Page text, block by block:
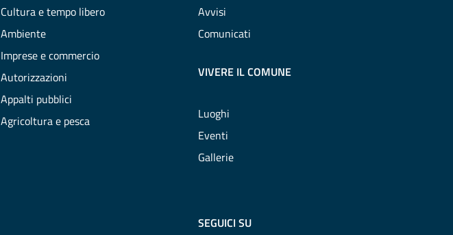
Cultura e tempo libero
Ambiente
Imprese e commercio
Autorizzazioni
Appalti pubblici
Agricoltura e pesca
Avvisi
Comunicati
VIVERE IL COMUNE
Luoghi
Eventi
Gallerie
SEGUICI SU